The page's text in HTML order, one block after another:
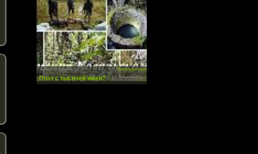
Комментариев 6 Блондинчик
Поэт с тысячей имен? - 10/05/2025